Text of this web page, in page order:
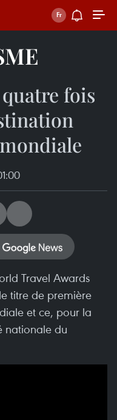
fois
Travel Awards
titre de première
et ce, pour la
nationale du